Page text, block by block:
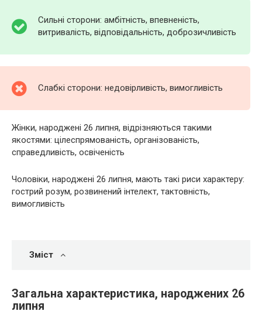
Сильні сторони: амбітність, впевненість,
витривалість, відповідальність, доброзичливість
Слабкі сторони: недовірливість, вимогливість
Жінки, народжені 26 липня, відрізняються такими
якостями: цілеспрямованість, організованість,
справедливість, освіченість
Чоловіки, народжені 26 липня, мають такі риси характеру:
гострий розум, розвинений інтелект, тактовність,
вимогливість
Зміст
Загальна характеристика, народжених 26
липня